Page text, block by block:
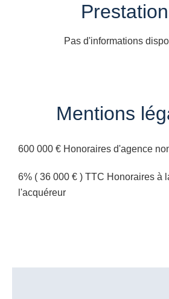
Pas d'informations
Mentions
600 000 € Honoraires d'agence
6% ( 36 000 € ) TTC Honoraires à
l'acquéreur